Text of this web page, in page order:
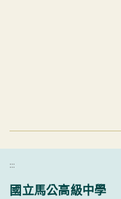
:::
國立馬公高級中學